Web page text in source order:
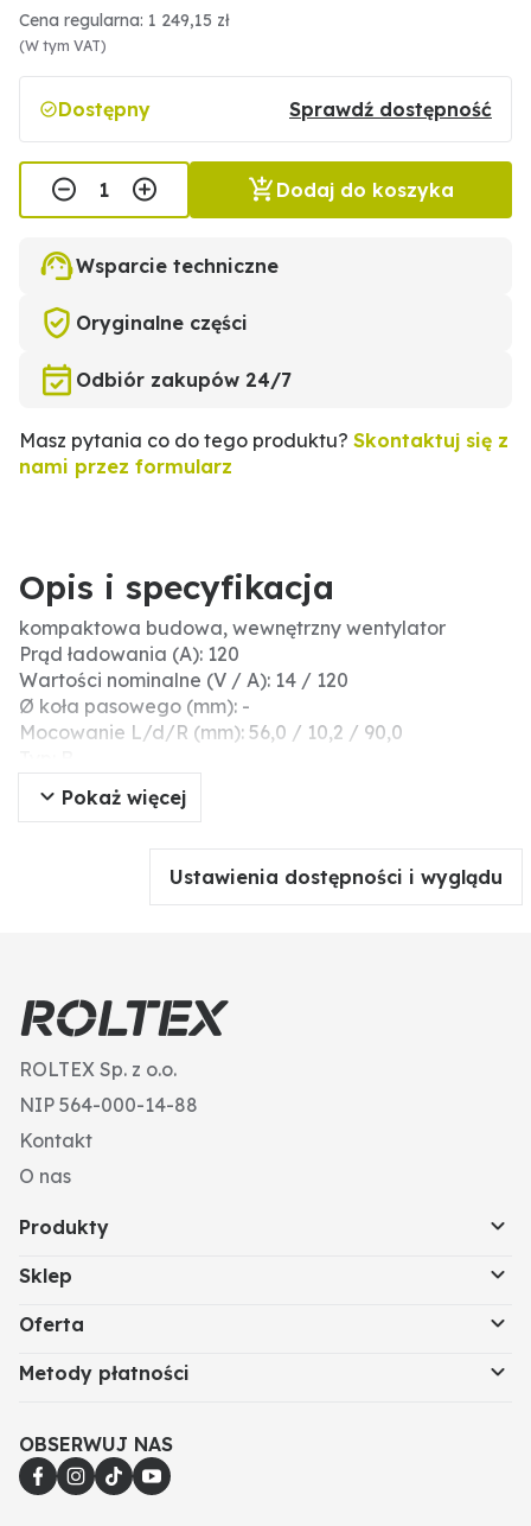
Cena regularna: 1 249,15 zł
(W tym VAT)
Dostępny Sprawdź dostępność
Dodaj do koszyka
Wsparcie techniczne
Oryginalne części
Odbiór zakupów 24/7
Masz pytania co do tego produktu? Skontaktuj się z
nami przez formularz
Opis i specyfikacja
kompaktowa budowa, wewnętrzny wentylator
Prąd ładowania (A): 120
Wartości nominalne (V / A): 14 / 120
Ø koła pasowego (mm): -
Mocowanie L/d/R (mm): 56,0 / 10,2 / 90,0
Informacje dodatkowe: pyłoszczelny; przyłącza: B+
(M8), D+ (M5), W (M5)
Odstęp koła pasowego (mm): -
Otwór mocujący-Ø / R (mm): 10,2 / 90,0
Napinacz paska klinowego-Ø otworu/ R (mm): 10,2 /
90,0
Pokaż więcej
Ustawienia dostępności i wyglądu
ROLTEX Sp. z o.o.
NIP 564-000-14-88
Kontakt
O nas
Produkty
Sklep
Oferta
Metody płatności
OBSERWUJ NAS